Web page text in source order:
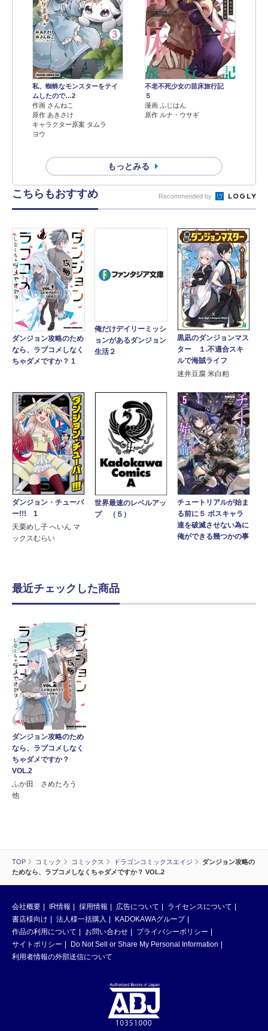
TOP コミック コミックス ドラゴンコミックスエイジ
ダンジョン攻略の
ためなら、ラブコメしなくちゃダメですか？ VOL.2
私、蜘蛛なモンスターをテイ
ムしたので…2
作画 さんねこ
原作 あきさけ
キャラクター原案 タムラ
ヨウ
不老不死少女の苗床旅行記
５
漫画 ふじはん
原作 ルナ・ウサギ
もっとみる
こちらもおすすめ Recommended by
ダンジョン攻略のため
なら、ラブコメしなく
ちゃダメですか？ 1
俺だけデイリーミッシ
ョンがあるダンジョン
生活２
黒凪のダンジョンマス
ター １.不適合スキ
ルで海賊ライフ
迷井豆腐 米白粕
ダンジョン・チューバ
ー!!! 1
天栗めし子 へいん マ
ックスむらい
世界最速のレベルアッ
プ （５）
チュートリアルが始ま
る前に５ ボスキャラ
達を破滅させない為に
俺ができる幾つかの事
最近チェックした商品
ダンジョン攻略のため
なら、ラブコメしなく
ちゃダメですか？
VOL.2
ふか田 さめたろう
他
会社概要 IR情報 採用情報 広告について
ライセンスについて
書店様向け
法人様一括購入
KADOKAWAグループ
作品の利用について
お問い合わせ
プライバシーポリシー
サイトポリシー
Do Not Sell or Share My Personal Information
利用者情報の外部送信について